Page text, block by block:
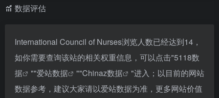
数据评估
International Council of Nurses浏览人数已经达到14，
如你需要查询该站的相关权重信息，可以点击"5118数
据
""爱站数据 ""Chinaz数据
"进入；以目前的网站
数据参考，建议大家请以爱站数据为准，更多网站价值